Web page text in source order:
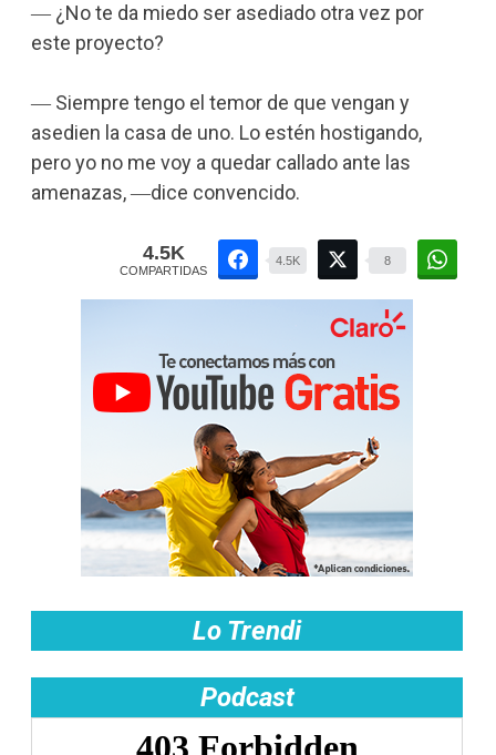
― ¿No te da miedo ser asediado otra vez por
este proyecto?
― Siempre tengo el temor de que vengan y
asedien la casa de uno. Lo estén hostigando,
pero yo no me voy a quedar callado ante las
amenazas, ―dice convencido.
4.5K
COMPARTIDAS
4.5K 8
Lo Trendi
Podcast